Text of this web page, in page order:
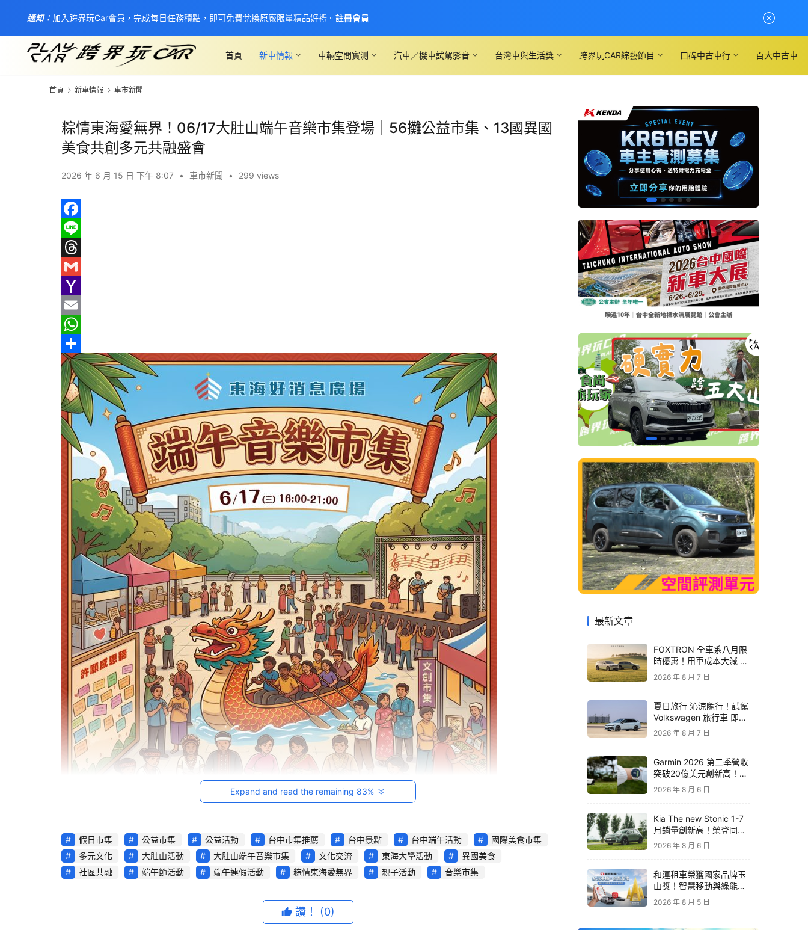
首頁 新車情報 車輛空間實測 汽車／機車試駕影音 台灣車與生活獎 跨界玩CAR綜藝節目 口碑中古車行 百大中古車
首頁 新車情報 車市新聞
粽情東海愛無界！06/17大肚山端午音樂市集登場｜56攤公益市集、13國異國
美食共創多元共融盛會
2026 年 6 月 15 日 下午 8:07 • 車市新聞 • 299 views
F
a
c
b
o
o
k
L
e
T
r
e
a
d
s
G
m
a
l
Y
a
h
o
o
M
a
i
E
m
a
i
l
W
h
a
t
s
A
分
享
Expand and read the remaining 83%
假日市集 公益市集 公益活動 台中市集推薦 台中景點 台中端午活動
國際美食市集
多元文化
大肚山活動 大肚山端午音樂市集 文化交流 東海大學活動
異國美食
社區共融
端午節活動 端午連假活動 粽情東海愛無界 親子活動 音樂市集
讚！ (0)
最新文章
FOXTRON 全車系八月限
時優惠！用車成本大減 開
啟「零稅金＋零保養」純
電新生活
2026 年 8 月 7 日
夏日旅行 沁涼隨行！試駕
Volkswagen 旅行車 即享
精品咖啡卡
2026 年 8 月 7 日
Garmin 2026 第二季營收
突破20億美元創新高！收
購 TrainingPeaks、
TrainHeroic 擴展智慧訓
2026 年 8 月 6 日
Kia The new Stonic 1-7
月銷量創新高！榮登同級
進口車銷售亞軍｜79.9萬
2026 年 8 月 6 日
和運租車榮獲國家品牌玉
山獎！智慧移動與綠能創
新 打造低碳永續新價值
2026 年 8 月 5 日
通知：加入 跨界玩Car會員 ，完成每日任務積點，即可免費兌換原廠限量精品好禮。 註冊會員